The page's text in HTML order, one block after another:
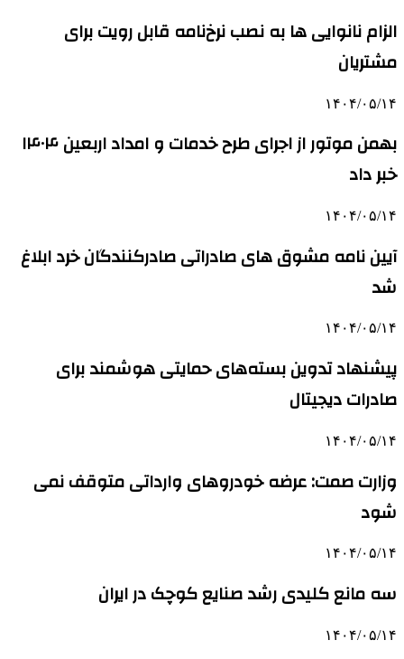
الزام نانوایی ها به نصب نرخ‌نامه قابل رویت برای
مشتریان
۱۴۰۴/۰۵/۱۴
بهمن موتور از اجرای طرح خدمات و امداد اربعین ۱۴۰۴
خبر داد
۱۴۰۴/۰۵/۱۴
آیین نامه مشوق های صادراتی صادرکنندگان خرد ابلاغ
شد
۱۴۰۴/۰۵/۱۴
پیشنهاد تدوین بسته‌های حمایتی هوشمند برای
صادرات دیجیتال
۱۴۰۴/۰۵/۱۴
وزارت صمت: عرضه خودروهای وارداتی متوقف نمی
شود
۱۴۰۴/۰۵/۱۴
سه مانع کلیدی رشد صنایع کوچک در ایران
۱۴۰۴/۰۵/۱۴